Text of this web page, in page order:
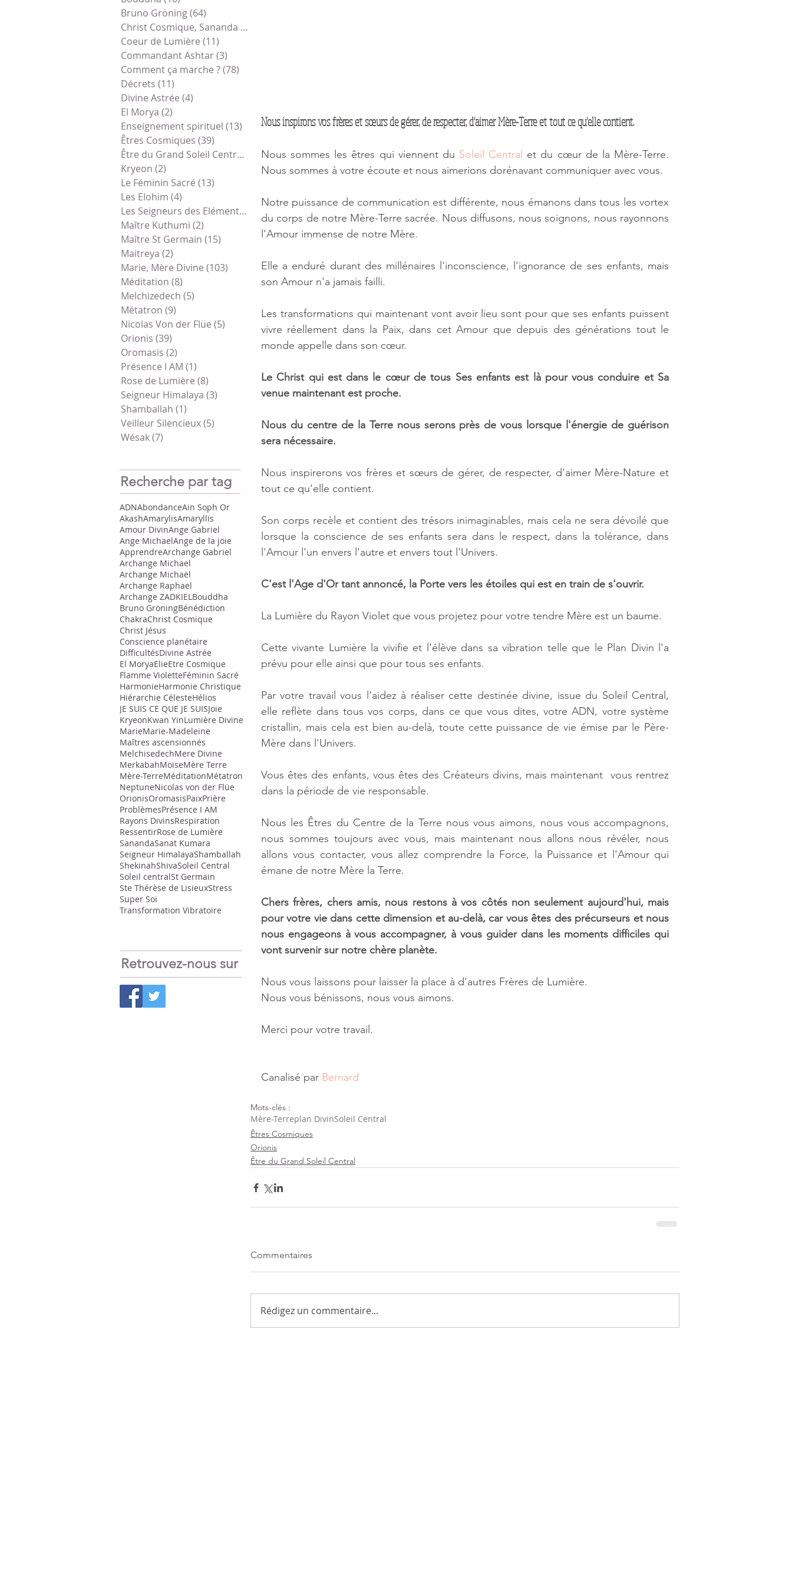
Bruno Gröning(64)
Christ Cosmique, Sananda (79)
Coeur de Lumière (11)
Commandant Ashtar(3)
Comment ça marche ?(78)
Décrets (11)
Divine Astrée (4)
El Morya (2)
Enseignement spirituel (13) 13 posts
Êtres Cosmiques (39)
Être du Grand Soleil Central
1 post
Kryeon (2)
Le Féminin Sacré (13)
Les Elohim (4)
Les Seigneurs des Eléments
1 post
Maître Kuthumi (2)
Maître St Germain (15)
Maitreya (2)
Marie, Mère Divine (103) 103 posts
Méditation (8)
Melchizedech (5)
Métatron (9)
Nicolas Von der Flüe (5)
Orionis (39)
Oromasis (2)
Présence I AM (1)
Rose de Lumière (8)
Seigneur Himalaya (3)
Shamballah (1)
Veilleur Silencieux(5)
Wésak(7)
Recherche par tag
ADNAbondanceAin Soph Or
AkashAmarylisAmaryllis
Amour DivinAnge Gabriel
Ange MichaelAnge de la joie
ApprendreArchange Gabriel
Archange Michael
Archange Michaël
Archange Raphael
Archange ZADKIEL Bouddha
Bruno GröningBénédiction
ChakraChrist Cosmique
Christ Jésus
Conscience planétaire
DifficultésDivine Astrée
El MoryaElieEtre Cosmique
Flamme VioletteFéminin Sacré
HarmonieHarmonie Christique
Hiérarchie CélesteHélios
JE SUIS CE QUE JE SUISJoie
KryeonKwan YinLumière Divine
MarieMarie-Madeleine
Maîtres ascensionnés
MelchisedechMere Divine
MerkabahMoïseMère Terre
Mère-TerreMéditationMétatron
NeptuneNicolas von der Flüe
OrionisOromasisPaixPrière
ProblèmesPrésence I AM
Rayons DivinsRespiration
RessentirRose de Lumière
SanandaSanat Kumara
Seigneur HimalayaShamballah
ShekinahShivaSoleil Central
Soleil centralSt Germain
Ste Thérèse de LisieuxStress
Super Soi
Transformation Vibratoire
Retrouvez-nous sur
Nous inspirons vos frères et sœurs de gérer, de respecter, d'aimer Mère-Terre et tout ce qu'elle contient.
Nous sommes les êtres qui viennent du Soleil Central et du cœur de la Mère-Terre.
Nous sommes à votre écoute et nous aimerions dorénavant communiquer avec vous.
Notre puissance de communication est différente, nous émanons dans tous les vortex
du corps de notre Mère-Terre sacrée. Nous diffusons, nous soignons, nous rayonnons
l'Amour immense de notre Mère.
Elle a enduré durant des millénaires l'inconscience, l'ignorance de ses enfants, mais
son Amour n'a jamais failli.
Les transformations qui maintenant vont avoir lieu sont pour que ses enfants puissent
vivre réellement dans la Paix, dans cet Amour que depuis des générations tout le
monde appelle dans son cœur.
Le Christ qui est dans le cœur de tous Ses enfants est là pour vous conduire et Sa
venue maintenant est proche.
Nous du centre de la Terre nous serons près de vous lorsque l'énergie de guérison
sera nécessaire.
Nous inspirerons vos frères et sœurs de gérer, de respecter, d'aimer Mère-Nature et
tout ce qu'elle contient.
Son corps recèle et contient des trésors inimaginables, mais cela ne sera dévoilé que
lorsque la conscience de ses enfants sera dans le respect, dans la tolérance, dans
l'Amour l'un envers l'autre et envers tout l'Univers.
C'est l'Age d'Or tant annoncé, la Porte vers les étoiles qui est en train de s'ouvrir.
La Lumière du Rayon Violet que vous projetez pour votre tendre Mère est un baume.
Cette vivante Lumière la vivifie et l'élève dans sa vibration telle que le Plan Divin l'a
prévu pour elle ainsi que pour tous ses enfants.
Par votre travail vous l'aidez à réaliser cette destinée divine, issue du Soleil Central,
elle reflète dans tous vos corps, dans ce que vous dites, votre ADN, votre système
cristallin, mais cela est bien au-delà, toute cette puissance de vie émise par le Père-
Mère dans l'Univers.
Vous êtes des enfants, vous êtes des Créateurs divins, mais maintenant  vous rentrez
dans la période de vie responsable.
Nous les Êtres du Centre de la Terre nous vous aimons, nous vous accompagnons,
nous sommes toujours avec vous, mais maintenant nous allons nous révéler, nous
allons vous contacter, vous allez comprendre la Force, la Puissance et l'Amour qui
émane de notre Mère la Terre.
Chers frères, chers amis, nous restons à vos côtés non seulement aujourd'hui, mais
pour votre vie dans cette dimension et au-delà, car vous êtes des précurseurs et nous
nous engageons à vous accompagner, à vous guider dans les moments difficiles qui
vont survenir sur notre chère planète.
Nous vous laissons pour laisser la place à d'autres Frères de Lumière.
Nous vous bénissons, nous vous aimons.
Merci pour votre travail.
Canalisé par Bernard
Mots-clés :
Mère-Terreplan DivinSoleil Central
Êtres Cosmiques
Orionis
Être du Grand Soleil Central
Commentaires
Rédigez un commentaire...